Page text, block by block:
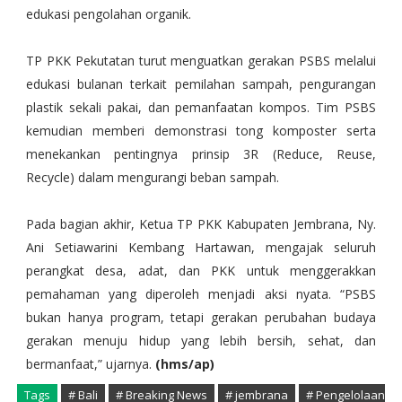
edukasi pengolahan organik.
TP PKK Pekutatan turut menguatkan gerakan PSBS melalui
edukasi bulanan terkait pemilahan sampah, pengurangan
plastik sekali pakai, dan pemanfaatan kompos. Tim PSBS
kemudian memberi demonstrasi tong komposter serta
menekankan pentingnya prinsip 3R (Reduce, Reuse,
Recycle) dalam mengurangi beban sampah.
Pada bagian akhir, Ketua TP PKK Kabupaten Jembrana, Ny.
Ani Setiawarini Kembang Hartawan, mengajak seluruh
perangkat desa, adat, dan PKK untuk menggerakkan
pemahaman yang diperoleh menjadi aksi nyata. “PSBS
bukan hanya program, tetapi gerakan perubahan budaya
gerakan menuju hidup yang lebih bersih, sehat, dan
bermanfaat,” ujarnya. (hms/ap)
Tags # Bali # Breaking News # jembrana
# Pengelolaan